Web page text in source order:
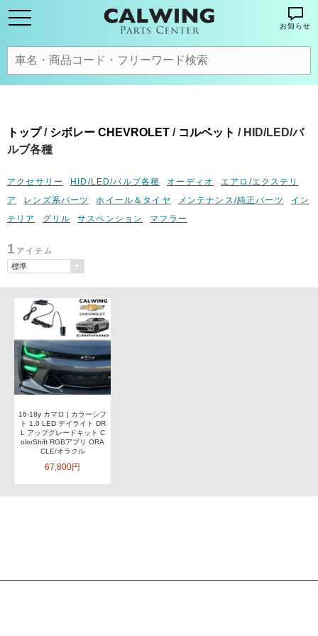
お知らせ
トップ/ シボレー CHEVROLET / コルベット / HID/LED/バ
ルブ各種
アクセサリー HID/LED/バルブ各種 オーディオ
エアロ/エクステリ
ア
レンズ系パーツ ホイール＆タイヤ メンテナンス/純正パーツ
イン
テリア
グリル サスペンション マフラー
1 アイテム
16-18y カマロ | カラーシフ
ト 1.0 LED デイライト DR
L アップグレードキット C
olorShift RGBアプリ ORA
CLE/オラクル
67,800円